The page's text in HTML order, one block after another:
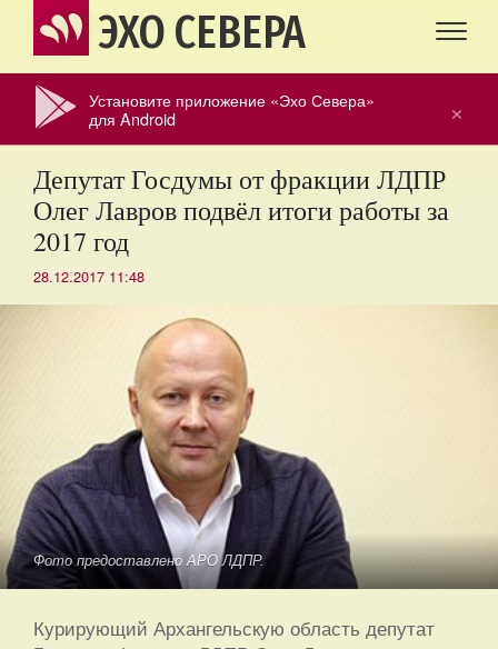
ЭХО СЕВЕРА
×
Установите приложение «Эхо Севера»
для Android
Депутат Госдумы от фракции ЛДПР
Олег Лавров подвёл итоги работы за
2017 год
28.12.2017 11:48
Фото предоставлено АРО ЛДПР.
Курирующий Архангельскую область депутат